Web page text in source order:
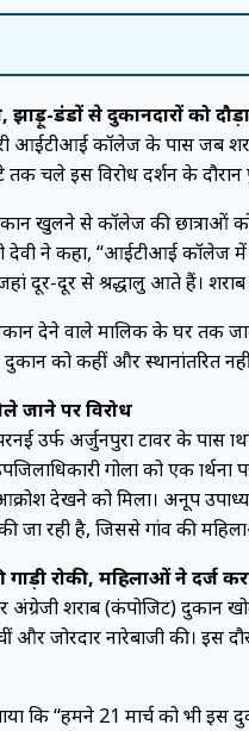
झाड़ू-डंडों से दुकानदारों को
आईटीआई कॉलेज के पास जब
तक चले इस विरोध प्रदर्शन के
खुलने से कॉलेज की छात्राओं
देवी ने कहा, “आईटीआई कॉलेज
दूर-दूर से श्रद्धालु आते हैं।
देने वाले मालिक के घर तक
को कहीं और स्थानांतरित नहीं
जाने पर विरोध
उर्फ अर्जुनपुरा टावर के पास
गोला को एक
देखने को मिला। अनूप
जा रही है, जिससे गांव की
गाड़ी रोकी, महिलाओं ने दर्ज
अंग्रेजी शराब (कंपोजिट) दुकान
और जोरदार नारेबाजी की।
कि “हमने 21 मार्च को भी इस